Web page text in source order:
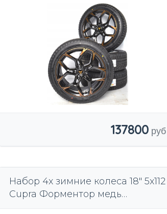
137800
Набор 4x зимние колеса 18" 5x112
Cupra Форментор медь